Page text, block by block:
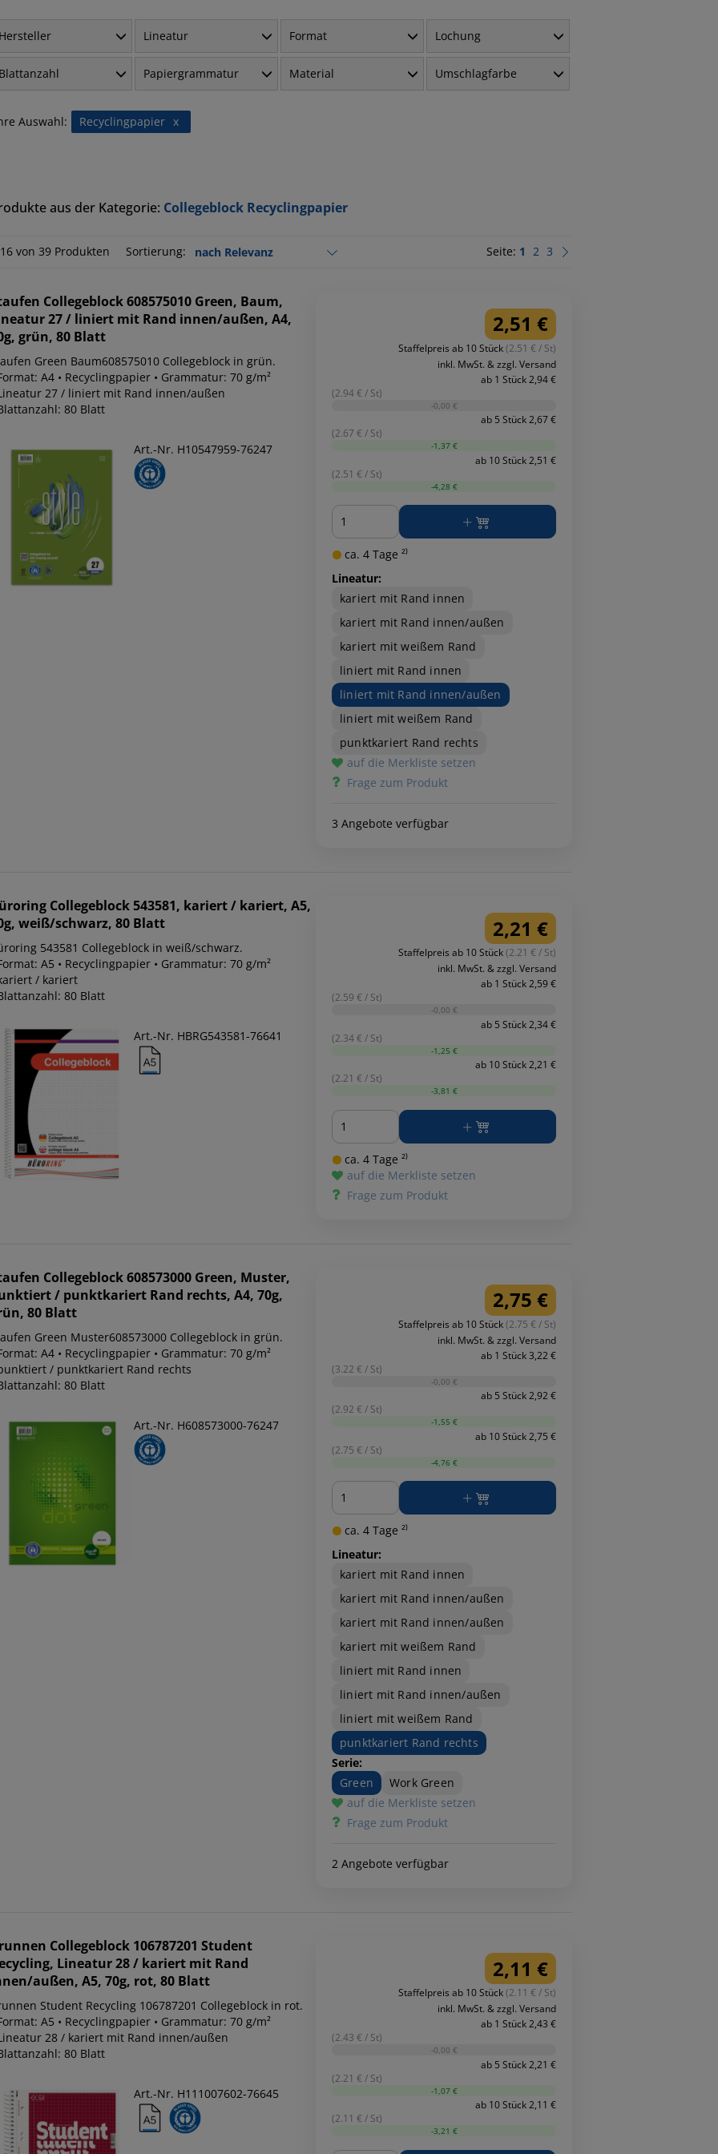
Hersteller Lineatur Format Lochung
Blattanzahl Papiergrammatur Material Umschlagfarbe
Auswahl: x
Recyclingpapier
aus der Kategorie: Collegeblock Recyclingpapier
von 39 Produkten Sortierung: Seite: 1 2 3
Collegeblock 608575010 Green, Baum,
27 / liniert mit Rand innen/außen, A4,
grün, 80 Blatt
Staufen Green Baum608575010 Collegeblock in grün.
A4 • Recyclingpapier • Grammatur: 70 g/m²
27 / liniert mit Rand innen/außen
80 Blatt
Art.-Nr. H10547959-76247
2,51 €
Staffelpreis ab 10 Stück(2.51 € / St)
inkl. MwSt. & zzgl. Versand
ab 1 Stück 2,94 €
(2.94 € / St)
-0,00 €
ab 5 Stück 2,67 €
(2.67 € / St)
-1,37 €
ab 10 Stück 2,51 €
(2.51 € / St)
-4,28 €
Menge
ca. 4 Tage ²⁾
Lineatur:
kariert mit Rand innen
kariert mit Rand innen/außen
kariert mit weißem Rand
liniert mit Rand innen
liniert mit Rand innen/außen
liniert mit weißem Rand
punktkariert Rand rechts
auf die Merkliste setzen
Frage zum Produkt
3 Angebote verfügbar
Collegeblock 543581, kariert / kariert, A5,
weiß/schwarz, 80 Blatt
543581 Collegeblock in weiß/schwarz.
A5 • Recyclingpapier • Grammatur: 70 g/m²
/ kariert
80 Blatt
Art.-Nr. HBRG543581-76641
2,21 €
Staffelpreis ab 10 Stück(2.21 € / St)
inkl. MwSt. & zzgl. Versand
ab 1 Stück 2,59 €
(2.59 € / St)
-0,00 €
ab 5 Stück 2,34 €
(2.34 € / St)
-1,25 €
ab 10 Stück 2,21 €
(2.21 € / St)
-3,81 €
Menge
ca. 4 Tage ²⁾
auf die Merkliste setzen
Frage zum Produkt
Collegeblock 608573000 Green, Muster,
/ punktkariert Rand rechts, A4, 70g,
80 Blatt
Staufen Green Muster608573000 Collegeblock in grün.
A4 • Recyclingpapier • Grammatur: 70 g/m²
/ punktkariert Rand rechts
80 Blatt
Art.-Nr. H608573000-76247
2,75 €
Staffelpreis ab 10 Stück(2.75 € / St)
inkl. MwSt. & zzgl. Versand
ab 1 Stück 3,22 €
(3.22 € / St)
-0,00 €
ab 5 Stück 2,92 €
(2.92 € / St)
-1,55 €
ab 10 Stück 2,75 €
(2.75 € / St)
-4,76 €
Menge
ca. 4 Tage ²⁾
Lineatur:
kariert mit Rand innen
kariert mit Rand innen/außen
kariert mit Rand innen/außen
kariert mit weißem Rand
liniert mit Rand innen
liniert mit Rand innen/außen
liniert mit weißem Rand
punktkariert Rand rechts
Serie:
Green
Work Green
auf die Merkliste setzen
Frage zum Produkt
2 Angebote verfügbar
Collegeblock 106787201 Student
Lineatur 28 / kariert mit Rand
außen, A5, 70g, rot, 80 Blatt
Student Recycling 106787201 Collegeblock in rot.
A5 • Recyclingpapier • Grammatur: 70 g/m²
28 / kariert mit Rand innen/außen
80 Blatt
Art.-Nr. H111007602-76645
2,11 €
Staffelpreis ab 10 Stück(2.11 € / St)
inkl. MwSt. & zzgl. Versand
ab 1 Stück 2,43 €
(2.43 € / St)
-0,00 €
ab 5 Stück 2,21 €
(2.21 € / St)
-1,07 €
ab 10 Stück 2,11 €
(2.11 € / St)
-3,21 €